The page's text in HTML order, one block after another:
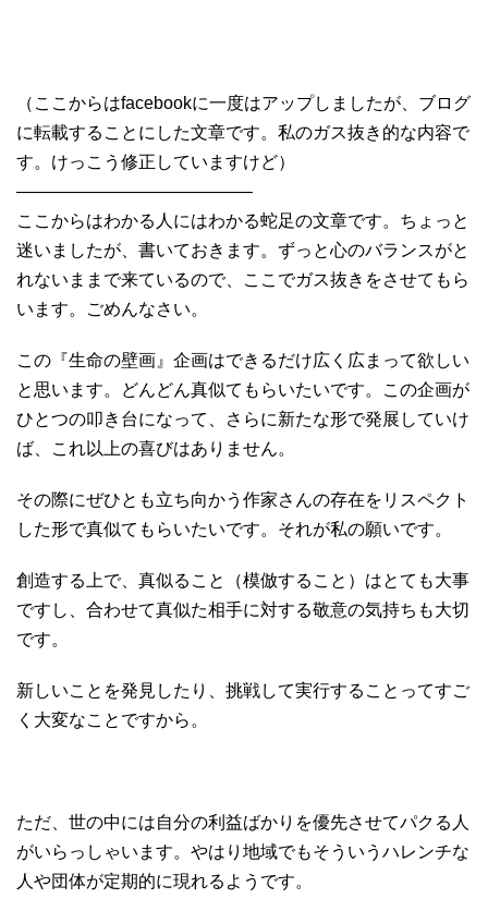
（ここからはfacebookに一度はアップしましたが、ブログ
に転載することにした文章です。私のガス抜き的な内容で
す。けっこう修正していますけど）
—————————————–
ここからはわかる人にはわかる蛇足の文章です。ちょっと
迷いましたが、書いておきます。ずっと心のバランスがと
れないままで来ているので、ここでガス抜きをさせてもら
います。ごめんなさい。
この『生命の壁画』企画はできるだけ広く広まって欲しい
と思います。どんどん真似てもらいたいです。この企画が
ひとつの叩き台になって、さらに新たな形で発展していけ
ば、これ以上の喜びはありません。
その際にぜひとも立ち向かう作家さんの存在をリスペクト
した形で真似てもらいたいです。それが私の願いです。
創造する上で、真似ること（模倣すること）はとても大事
ですし、合わせて真似た相手に対する敬意の気持ちも大切
です。
新しいことを発見したり、挑戦して実行することってすご
く大変なことですから。
ただ、世の中には自分の利益ばかりを優先させてパクる人
がいらっしゃいます。やはり地域でもそういうハレンチな
人や団体が定期的に現れるようです。